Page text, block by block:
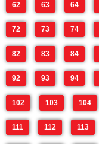
62 63 64
72 73 74
82 83 84
92 93 94
102 103 104
111 112 113